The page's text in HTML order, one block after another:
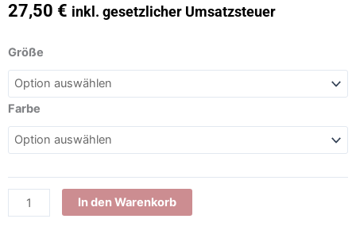
27,50 € inkl. gesetzlicher Umsatzsteuer
Größe
Farbe
Linea
Scarpa
Madeira
Zehentrenner
Sandalette
Damen
Fußbett
In den Warenkorb